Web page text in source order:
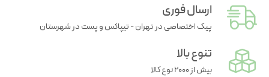
ارسال فوری
پیک اختصاصی در تهران - تیپاکس و پست در شهرستان
تنوع بالا
بیش از ۲۰۰۰ نوع کالا